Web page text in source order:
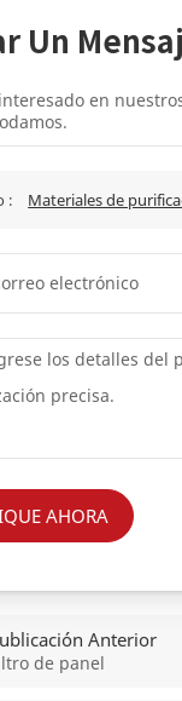
Un
en
: Materiales de
AHORA
Anterior
de panel